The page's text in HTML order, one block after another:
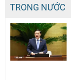
TRONG NƯỚC